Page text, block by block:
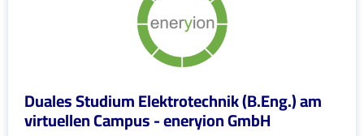
Duales Studium Elektrotechnik (B.Eng.) am
virtuellen Campus - eneryion GmbH